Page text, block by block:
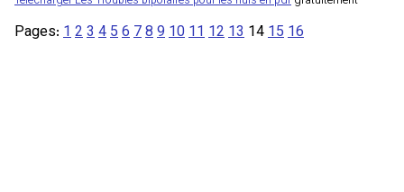
Pages: 12345678910111213 141516